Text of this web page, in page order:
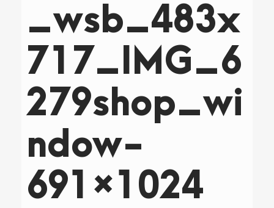
_wsb_483x
717_IMG_6
279shop_wi
ndow-
691×1024